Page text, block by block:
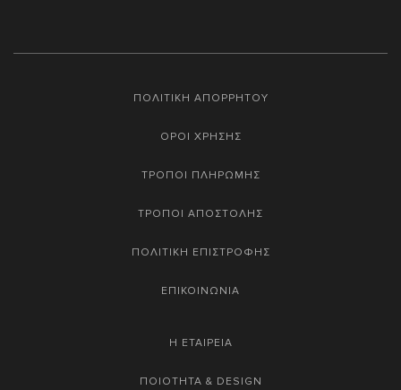
ΠΟΛΙΤΙΚΗ ΑΠΟΡΡΗΤΟΥ
ΟΡΟΙ ΧΡΗΣΗΣ
ΤΡΟΠΟΙ ΠΛΗΡΩΜΗΣ
ΤΡΟΠΟΙ ΑΠΟΣΤΟΛΗΣ
ΠΟΛΙΤΙΚΗ ΕΠΙΣΤΡΟΦΗΣ
ΕΠΙΚΟΙΝΩΝΙΑ
Η ΕΤΑΙΡΕΙΑ
ΠΟΙΟΤΗΤΑ & DESIGN